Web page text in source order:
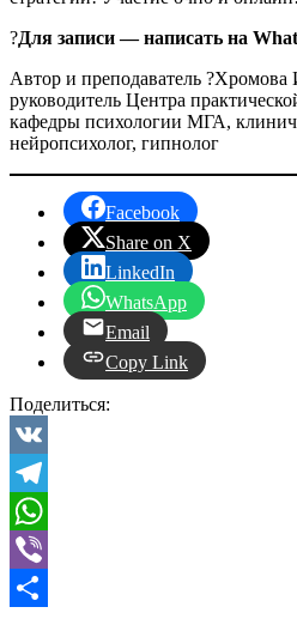
?Для записи — написать на
Автор и преподаватель
руководитель Центра
кафедры психологии МГА,
нейропсихолог, гипнолог
Facebook
Share on X
LinkedIn
WhatsApp
Email
Copy Link
Поделиться:
VK
Telegram
WhatsApp
Viber